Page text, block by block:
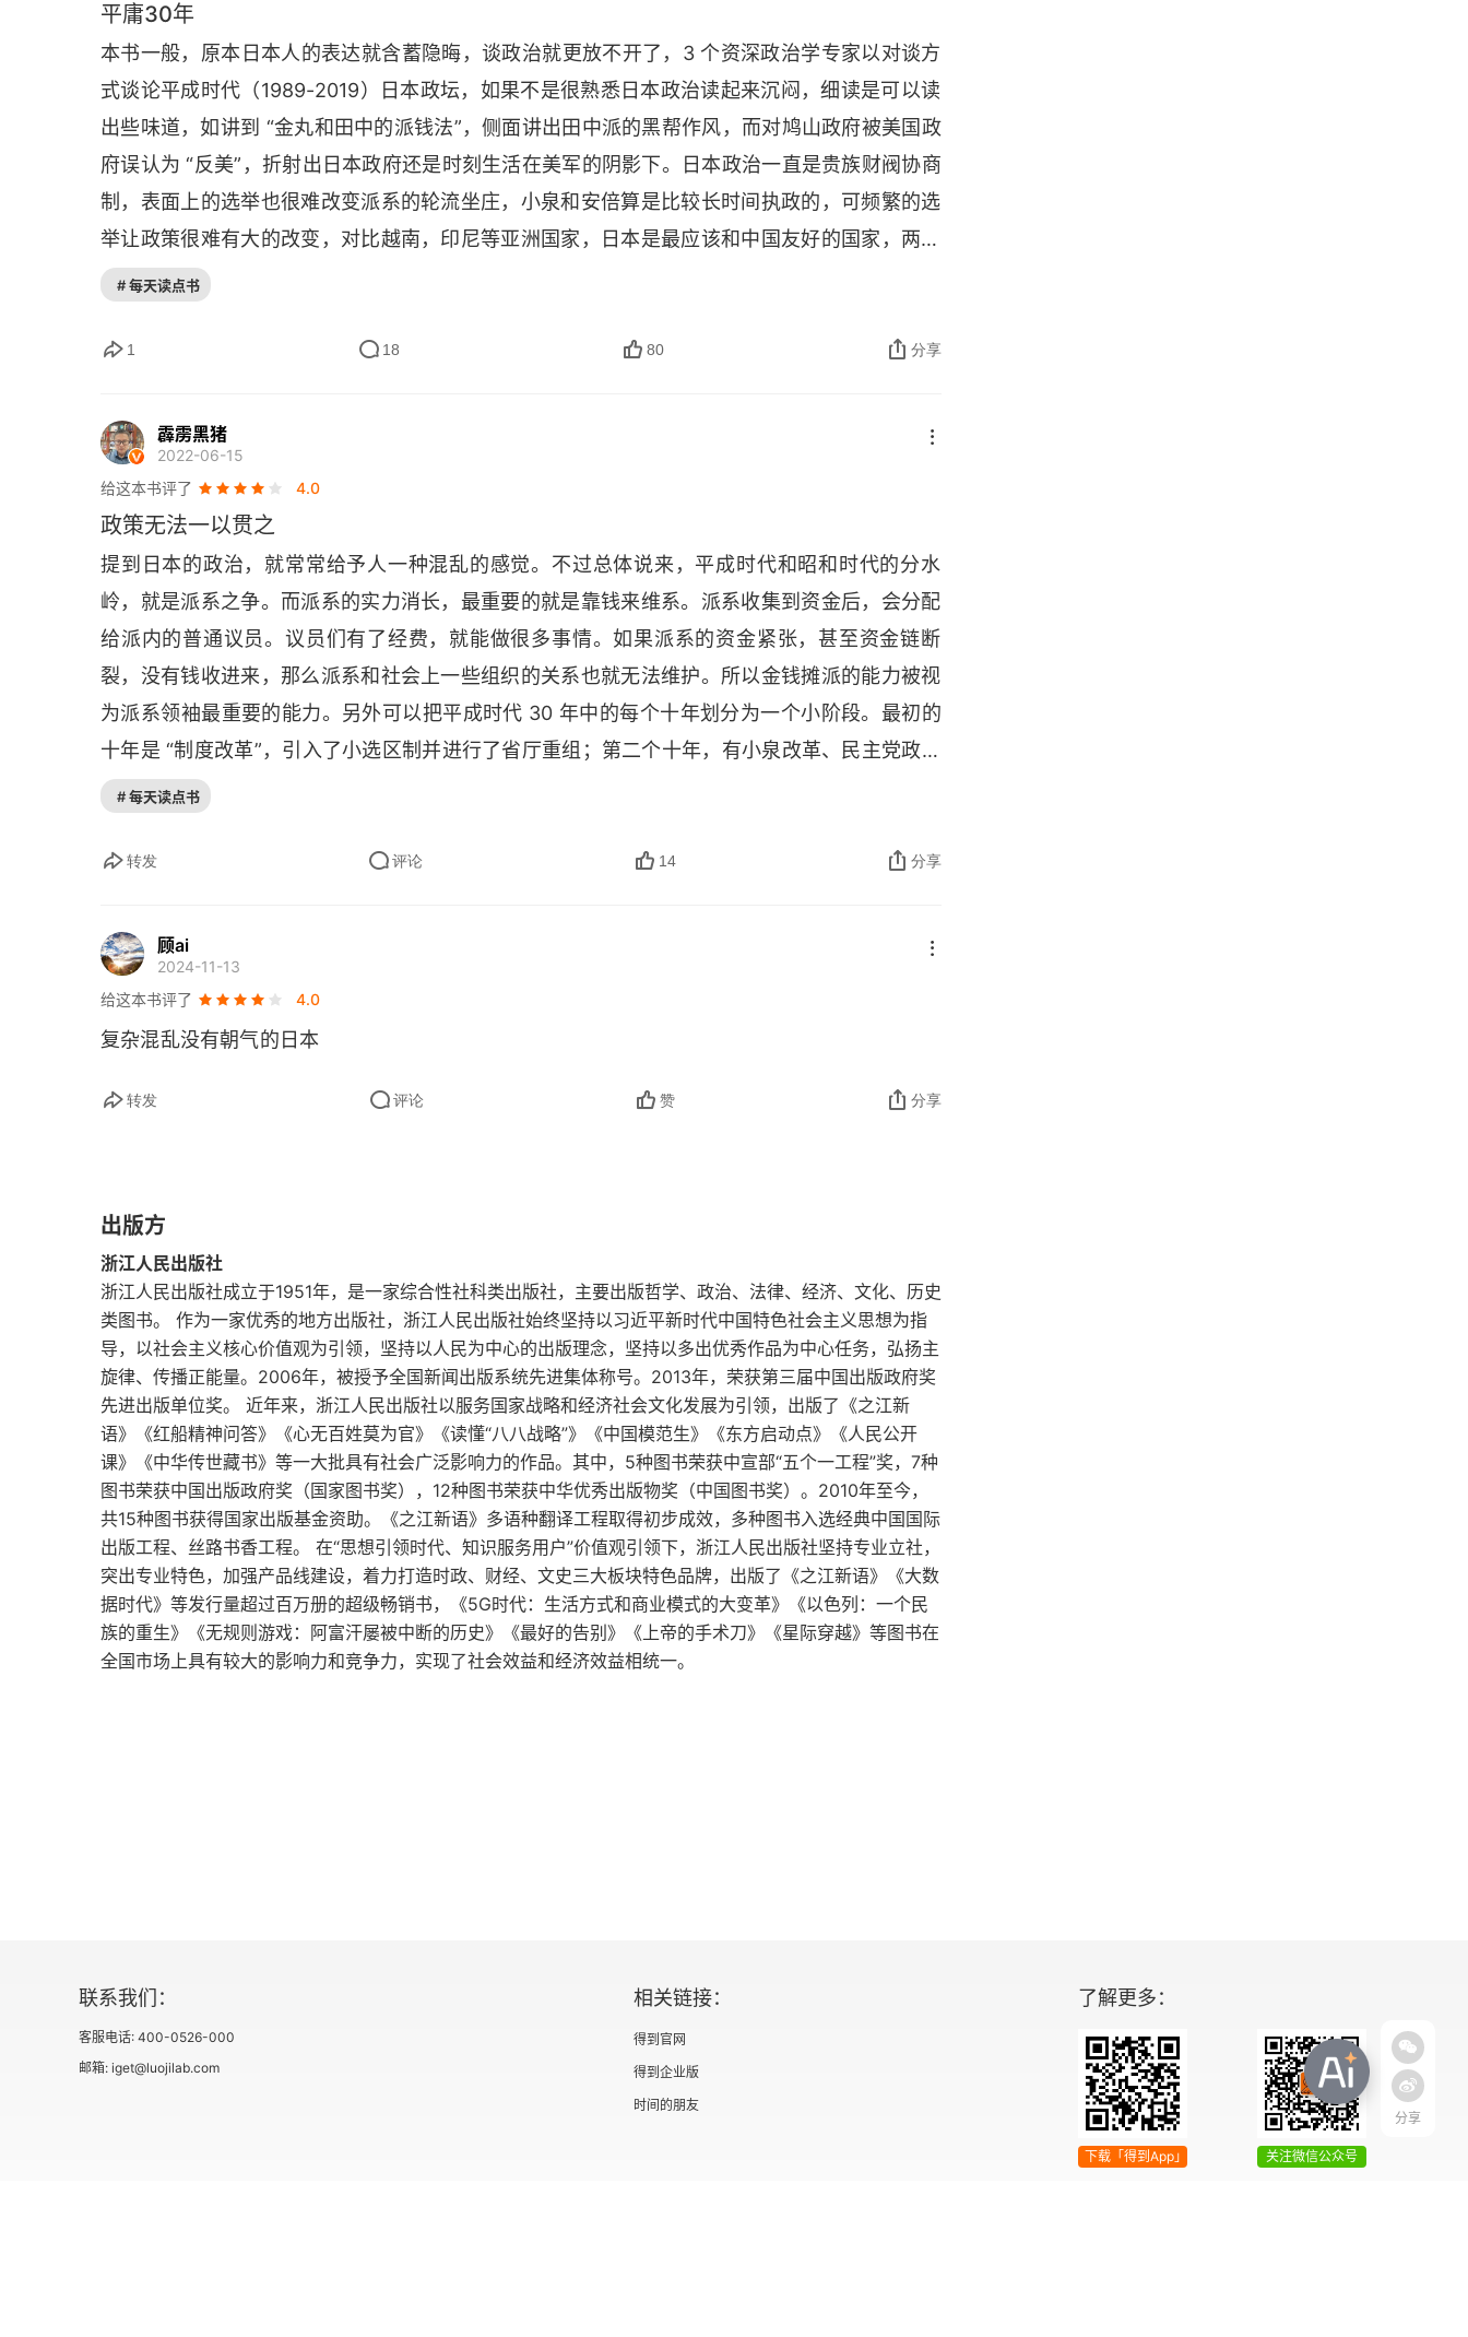
金丸和田中的派钱法
政治学者见证了内阁诞生的幕后
饱受“政府更迭”之苦的日本国民
支持安倍是因为对政治冷漠
年轻议员的培养体系已经消失
扮作“政策通”的政治家的失误
“都民第一之会”的违和感
不敢让国民吃苦药的民粹主义
年轻政治家应该发挥他们的“说服力”
重新评估桥本首相
彻底的和平主义幕后操盘手
宫泽首相的历史性作用
为什么社会党会无路可走
民主党政权因排斥官僚而出现混乱
鸠山政府被美国政府误认为“反美”
民主党的“班会式民主主义”
从外部看平成时代的日本政治
21世纪20年代日本政治应有的姿态
选举制度如何改善监管与制衡
在野党、选民和媒体都需要改变意识
第二章 从党主导到官邸主导
收获了桥本改革成果的小泉政权
更改决策过程会改变决策本身
对“首相主导”的强烈抵制
自民党的智慧
福田首相别具一格的诙谐没有被理解
平庸30年
本书一般，原本日本人的表达就含蓄隐晦，谈政治就更放不开了，3 个资深政治学专家以对谈方
式谈论平成时代（1989-2019）日本政坛，如果不是很熟悉日本政治读起来沉闷，细读是可以读
出些味道，如讲到 “金丸和田中的派钱法”，侧面讲出田中派的黑帮作风，而对鸠山政府被美国政
府误认为 “反美”，折射出日本政府还是时刻生活在美军的阴影下。日本政治一直是贵族财阀协商
制，表面上的选举也很难改变派系的轮流坐庄，小泉和安倍算是比较长时间执政的，可频繁的选
举让政策很难有大的改变，对比越南，印尼等亚洲国家，日本是最应该和中国友好的国家，两国
没有地缘冲突，经济结构上互补，可日本总是幻想另类的崛起，为美国奔忙换取修宪，重新崛起
也预示国命不济，单边提高军备，只能让日本继续成为美国的韭菜地，有占领军存在的国家哪里
# 每天读点书
1 18 80 分享
霹雳黑猪
2022-06-15
给这本书评了
4.0
政策无法一以贯之
提到日本的政治，就常常给予人一种混乱的感觉。不过总体说来，平成时代和昭和时代的分水
岭，就是派系之争。而派系的实力消长，最重要的就是靠钱来维系。派系收集到资金后，会分配
给派内的普通议员。议员们有了经费，就能做很多事情。如果派系的资金紧张，甚至资金链断
裂，没有钱收进来，那么派系和社会上一些组织的关系也就无法维护。所以金钱摊派的能力被视
为派系领袖最重要的能力。另外可以把平成时代 30 年中的每个十年划分为一个小阶段。最初的
十年是 “制度改革”，引入了小选区制并进行了省厅重组；第二个十年，有小泉改革、民主党政权
诞生，这是运用制度的十年；最后的十年里，民主党政权垮台，安倍政权横空出现，伴随着各种
是政治上最为疲软的的十年。
# 每天读点书
转发 评论 14 分享
顾ai
2024-11-13
给这本书评了
4.0
复杂混乱没有朝气的日本
转发 评论 赞 分享
出版方
浙江人民出版社
浙江人民出版社成立于1951年，是一家综合性社科类出版社，主要出版哲学、政治、法律、经济、文化、历史
类图书。 作为一家优秀的地方出版社，浙江人民出版社始终坚持以习近平新时代中国特色社会主义思想为指
导，以社会主义核心价值观为引领，坚持以人民为中心的出版理念，坚持以多出优秀作品为中心任务，弘扬主
旋律、传播正能量。2006年，被授予全国新闻出版系统先进集体称号。2013年，荣获第三届中国出版政府奖
先进出版单位奖。 近年来，浙江人民出版社以服务国家战略和经济社会文化发展为引领，出版了《之江新
语》《红船精神问答》《心无百姓莫为官》《读懂“八八战略”》《中国模范生》《东方启动点》《人民公开
课》《中华传世藏书》等一大批具有社会广泛影响力的作品。其中，5种图书荣获中宣部“五个一工程”奖，7种
图书荣获中国出版政府奖（国家图书奖），12种图书荣获中华优秀出版物奖（中国图书奖）。2010年至今，
共15种图书获得国家出版基金资助。《之江新语》多语种翻译工程取得初步成效，多种图书入选经典中国国际
出版工程、丝路书香工程。 在“思想引领时代、知识服务用户”价值观引领下，浙江人民出版社坚持专业立社，
突出专业特色，加强产品线建设，着力打造时政、财经、文史三大板块特色品牌，出版了《之江新语》《大数
据时代》等发行量超过百万册的超级畅销书，《5G时代：生活方式和商业模式的大变革》《以色列：一个民
族的重生》《无规则游戏：阿富汗屡被中断的历史》《最好的告别》《上帝的手术刀》《星际穿越》等图书在
全国市场上具有较大的影响力和竞争力，实现了社会效益和经济效益相统一。
分享
联系我们：
客服电话: 400-0526-000
邮箱: iget@luojilab.com
相关链接：
得到官网
得到企业版
时间的朋友
了解更多：
下载「得到App」 关注微信公众号